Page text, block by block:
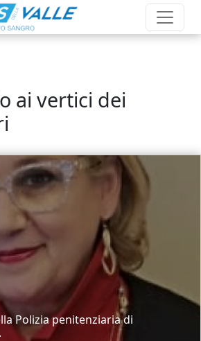
ai vertici dei
Polizia penitenziaria di